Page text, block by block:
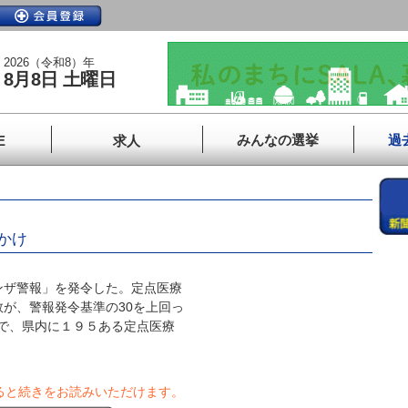
2026（令和8）年
8月8日 土曜日
求人 みんなの選挙 過
け
警報」を発令した。定点医療
、警報発令基準の30を上回っ
県内に１９５ある定点医療
続きをお読みいただけます。